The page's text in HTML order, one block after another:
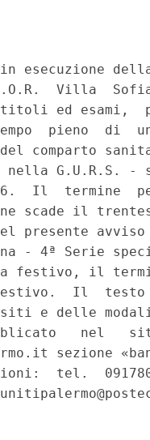
esecuzione
Villa
titoli ed esami,
pieno  di
comparto
nella G.U.R.S. -
Il  termine
scade il
presente
- 4ª Serie
festivo, il
festivo.  Il
e delle
nel
sezione
tel.